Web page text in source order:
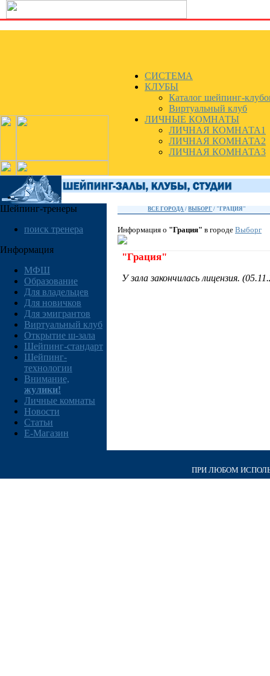
СИСТЕМА
КЛУБЫ
Каталог шейпинг-
Виртуальный клуб
ЛИЧНЫЕ КОМНАТЫ
ЛИЧНАЯ КОМНАТА1
ЛИЧНАЯ КОМНАТА2
ЛИЧНАЯ КОМНАТА3
Шейпинг-тренеры
поиск тренера
Информация
МФШ
Образование
Для владельцев
Для новичков
Для эмигрантов
Виртуальный клуб
Открытие ш-зала
Шейпинг-стандарт
Шейпинг-
технологии
Внимание,
жулики!
Личные комнаты
Новости
Статьи
E-Магазин
ВСЕ ГОРОДА /ВЫБОРГ / "ГРАЦИЯ"
Информация о "Грация" в городе Выборг
"Грация"
У зала закончилась лицензия.
ПРИ ЛЮБОМ